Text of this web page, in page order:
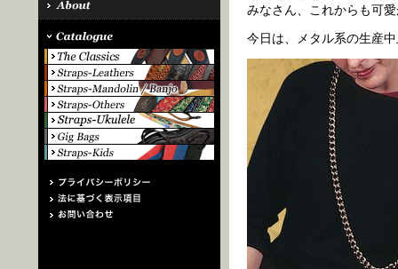
みなさん、これからも可
今日は、メタル系の生産